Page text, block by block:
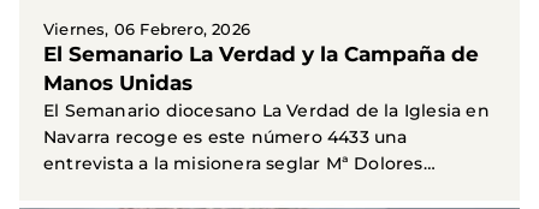
Viernes, 06 Febrero, 2026
El Semanario La Verdad y la Campaña de
Manos Unidas
El Semanario diocesano La Verdad de la Iglesia en
Navarra recoge es este número 4433 una
entrevista a la misionera seglar Mª Dolores